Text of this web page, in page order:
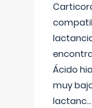
Ácido
muy
lactanc...